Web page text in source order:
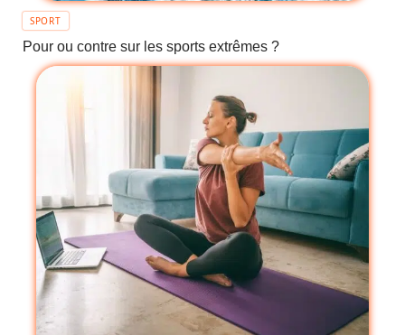
SPORT
Pour ou contre sur les sports extrêmes ?